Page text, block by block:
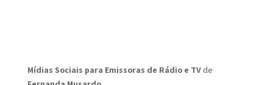
Mídias Sociais para Emissoras de Rádio e TVde